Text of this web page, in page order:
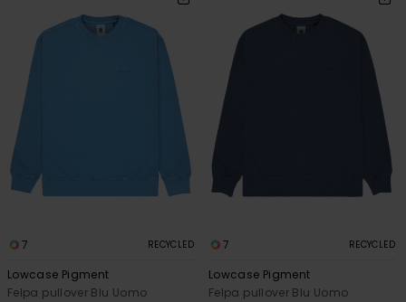
7 RECYCLED
Lowcase Pigment
Felpa pullover Blu Uomo
7 RECYCLED
Lowcase Pigment
Felpa pullover Blu Uomo